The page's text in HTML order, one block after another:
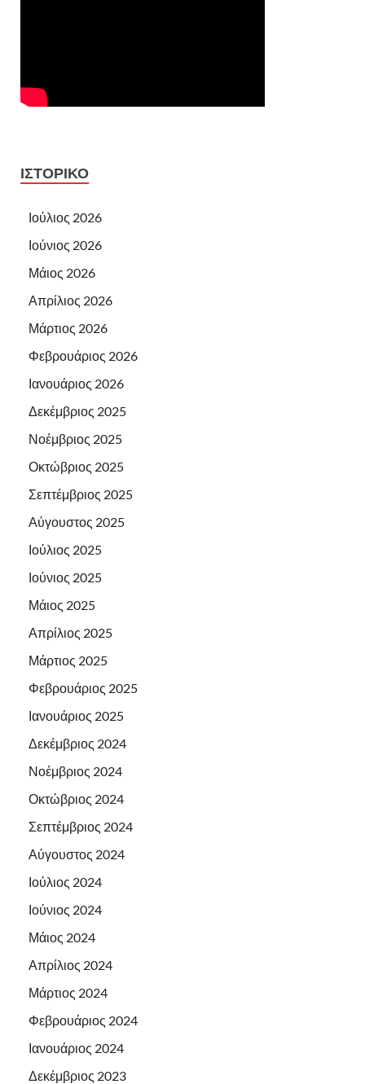
ΙΣΤΟΡΙΚΌ
Ιούλιος 2026
Ιούνιος 2026
Μάιος 2026
Απρίλιος 2026
Μάρτιος 2026
Φεβρουάριος 2026
Ιανουάριος 2026
Δεκέμβριος 2025
Νοέμβριος 2025
Οκτώβριος 2025
Σεπτέμβριος 2025
Αύγουστος 2025
Ιούλιος 2025
Ιούνιος 2025
Μάιος 2025
Απρίλιος 2025
Μάρτιος 2025
Φεβρουάριος 2025
Ιανουάριος 2025
Δεκέμβριος 2024
Νοέμβριος 2024
Οκτώβριος 2024
Σεπτέμβριος 2024
Αύγουστος 2024
Ιούλιος 2024
Ιούνιος 2024
Μάιος 2024
Απρίλιος 2024
Μάρτιος 2024
Φεβρουάριος 2024
Ιανουάριος 2024
Δεκέμβριος 2023